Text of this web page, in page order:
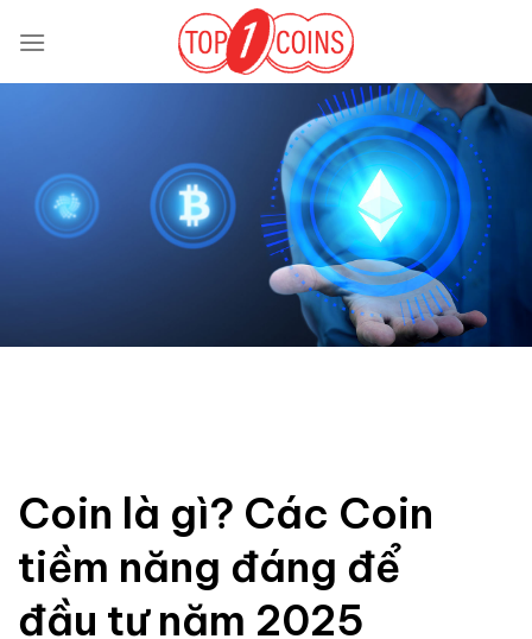
qua
Coin là gì? Các Coin
tiềm năng đáng để
đầu tư năm 2025